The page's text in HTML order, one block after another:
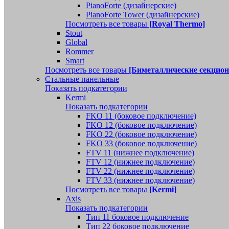
PianoForte (дизайнерские)
PianoForte Tower (дизайнерские)
Посмотреть все товары [Royal Thermo]
Stout
Global
Rommer
Smart
Посмотреть все товары [Биметаллические
Стальные панельные
Показать подкатегории
Kermi
Показать подкатегории
FKO 11 (боковое подключение)
FKO 12 (боковое подключение)
FKO 22 (боковое подключение)
FKO 33 (боковое подключение)
FTV 11 (нижнее подключение)
FTV 12 (нижнее подключение)
FTV 22 (нижнее подключение)
FTV 33 (нижнее подключение)
Посмотреть все товары [Kermi]
Axis
Показать подкатегории
Тип 11 боковое подключение
Тип 22 боковое подключение